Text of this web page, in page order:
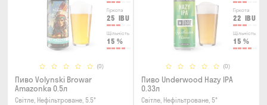
Гіркота
25 IBU
Щільність
15 %
(0)
Пиво Volynski Browar
Amazonka 0.5л
Світле, Нефільтроване, 5.5°
Гіркота
22 IBU
Щільність
15 %
(0)
Пиво Underwood Hazy IPA
0.33л
Світле, Нефільтроване, 5°